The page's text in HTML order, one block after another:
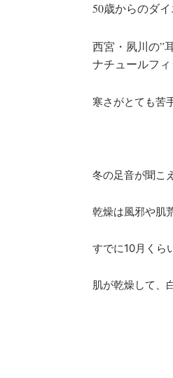
50歳からのダ
西宮・夙川の”
ナチュールフ
寒さがとても苦
冬の足音が聞こ
乾燥は風邪や肌
すでに10月くら
肌が乾燥して、